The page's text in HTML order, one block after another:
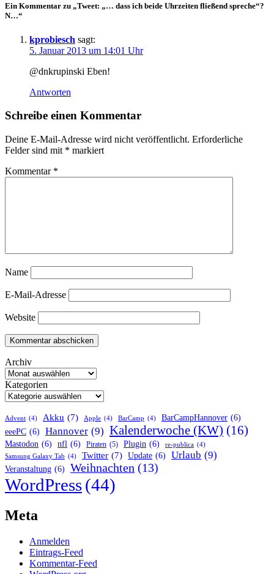
Ein Kommentar zu „Tweet: „… dass ich beide Uhrzeiten fließend spreche“?
N…“
kprobiesch sagt:
5. Januar 2013 um 14:01 Uhr
@dnkrupinski Eben!
Antworten
Schreibe einen Kommentar
Deine E-Mail-Adresse wird nicht veröffentlicht. Erforderliche
Felder sind mit * markiert
Kommentar *
Name
E-Mail-Adresse
Website
Archiv
Kategorien
Advent (4) Akku (7) Apple (4) BarCamp (4) BarCampHannover (6)
eeePC (6) Hannover (9) Kalenderwoche (KW) (16)
Mastodon (6) nfl (6) Piraten (5) Plugin (6) re-publica (4)
Samsung Galaxy Tab (4) Twitter (7) Update (6) Urlaub (9)
Veranstaltung (6) Weihnachten (13)
WordPress(44)
Meta
Anmelden
Eintrags-Feed
Kommentar-Feed